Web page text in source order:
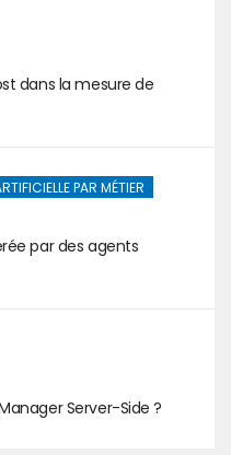
dans la mesure de
PAR MÉTIER
par des agents
Server-Side ?